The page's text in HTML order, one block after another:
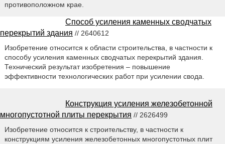
противоположном крае.
Способ усиления каменных сводчатых
перекрытий здания // 2640612
Изобретение относится к области строительства, в частности к
способу усиления каменных сводчатых перекрытий здания.
Технический результат изобретения – повышение
эффективности технологических работ при усилении свода.
Конструкция усиления железобетонной
многопустотной плиты перекрытия // 2626499
Изобретение относится к строительству, в частности к
конструкциям усиления железобетонных многопустотных плит